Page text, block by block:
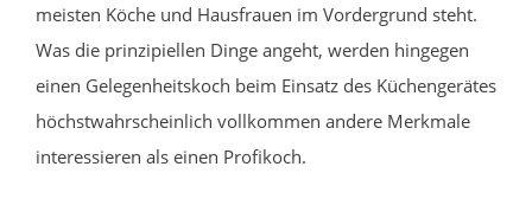
meisten Köche und Hausfrauen im Vordergrund steht.
Was die prinzipiellen Dinge angeht, werden hingegen
einen Gelegenheitskoch beim Einsatz des Küchengerätes
höchstwahrscheinlich vollkommen andere Merkmale
interessieren als einen Profikoch.